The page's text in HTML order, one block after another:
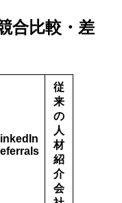
合比較・差
従
来
の
人
材
紹
介
会